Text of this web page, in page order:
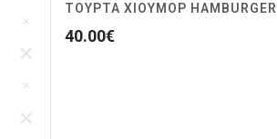
ΤΟΎΡΤΑ ΧΙΟΎΜΟΡ HAMBURGER
40.00€